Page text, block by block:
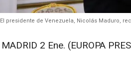
El presidente de Venezuela, Nicolás Maduro,
MADRID 2 Ene. (EUROPA